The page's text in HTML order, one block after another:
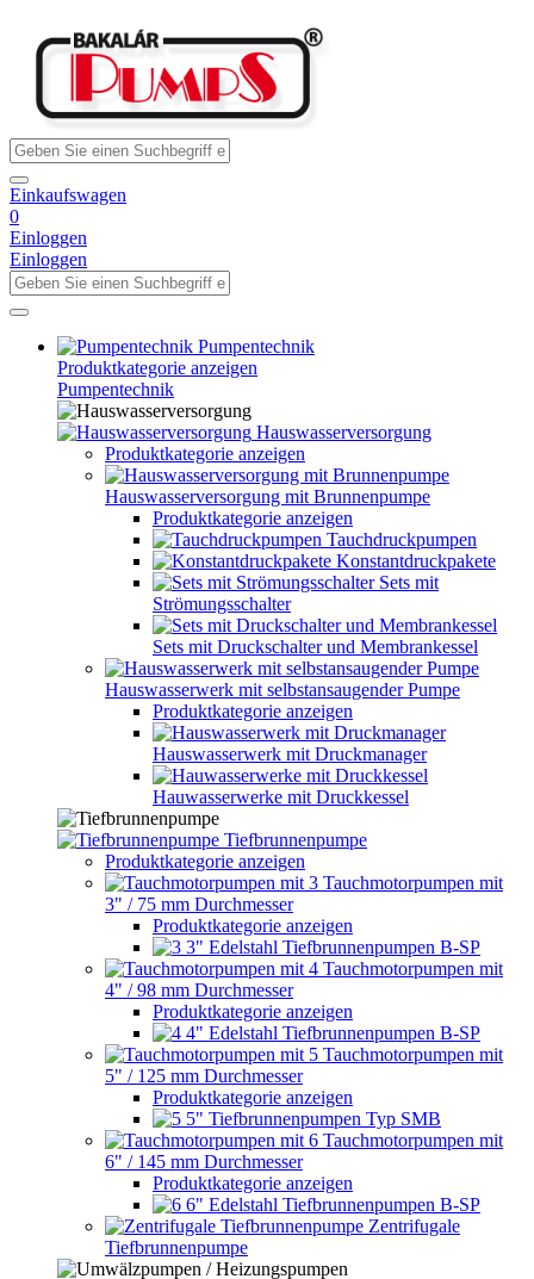
Einkaufswagen
0
Einloggen
Einloggen
Pumpentechnik
Produktkategorie anzeigen
Pumpentechnik
Hauswasserversorgung
Produktkategorie anzeigen
Hauswasserversorgung mit Brunnenpumpe
Produktkategorie anzeigen
Tauchdruckpumpen
Konstantdruckpakete
Sets mit
Strömungsschalter
Sets mit Druckschalter und Membrankessel
Hauswasserwerk mit selbstansaugender Pumpe
Produktkategorie anzeigen
Hauswasserwerk mit Druckmanager
Hauwasserwerke mit Druckkessel
Tiefbrunnenpumpe
Produktkategorie anzeigen
Tauchmotorpumpen mit
3" / 75 mm Durchmesser
Produktkategorie anzeigen
3" Edelstahl Tiefbrunnenpumpen B-SP
Tauchmotorpumpen mit
4" / 98 mm Durchmesser
Produktkategorie anzeigen
4" Edelstahl Tiefbrunnenpumpen B-SP
Tauchmotorpumpen mit
5" / 125 mm Durchmesser
Produktkategorie anzeigen
5" Tiefbrunnenpumpen Typ SMB
Tauchmotorpumpen mit
6" / 145 mm Durchmesser
Produktkategorie anzeigen
6" Edelstahl Tiefbrunnenpumpen B-SP
Zentrifugale
Tiefbrunnenpumpe